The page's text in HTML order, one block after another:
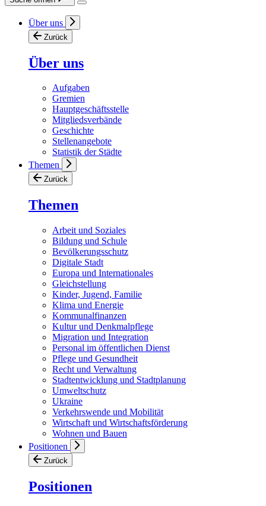
Über uns
Zurück
Über uns
Aufgaben
Gremien
Hauptgeschäftsstelle
Mitgliedsverbände
Geschichte
Stellenangebote
Statistik der Städte
Themen
Zurück
Themen
Arbeit und Soziales
Bildung und Schule
Bevölkerungsschutz
Digitale Stadt
Europa und Internationales
Gleichstellung
Kinder, Jugend, Familie
Klima und Energie
Kommunalfinanzen
Kultur und Denkmalpflege
Migration und Integration
Personal im öffentlichen Dienst
Pflege und Gesundheit
Recht und Verwaltung
Stadtentwicklung und Stadtplanung
Umweltschutz
Ukraine
Verkehrswende und Mobilität
Wirtschaft und Wirtschaftsförderung
Wohnen und Bauen
Positionen
Zurück
Positionen